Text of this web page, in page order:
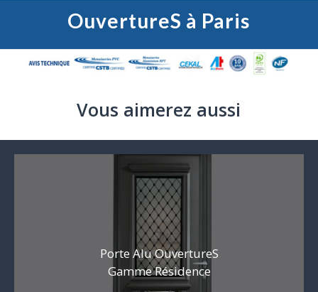
OuvertureS à Paris
Vous aimerez aussi
Porte Alu OuvertureS
Gamme Résidence